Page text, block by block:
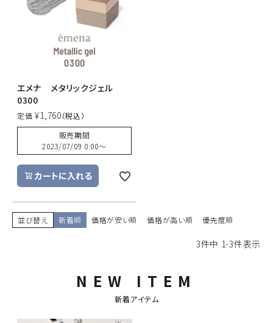
エメナ メタリックジェル
0300
定価 ¥1,760
販売期間
2023/07/09 0:00〜
カートに入れる
並び替え 新着順 価格が安い順 価格が高い順 優先度順
3件中 1-3件表示
NEW ITEM
新着アイテム